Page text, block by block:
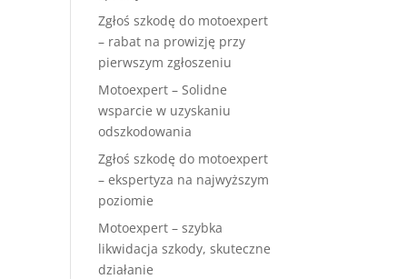
Zgłoś szkodę do motoexpert
– rabat na prowizję przy
pierwszym zgłoszeniu
Motoexpert – Solidne
wsparcie w uzyskaniu
odszkodowania
Zgłoś szkodę do motoexpert
– ekspertyza na najwyższym
poziomie
Motoexpert – szybka
likwidacja szkody, skuteczne
działanie